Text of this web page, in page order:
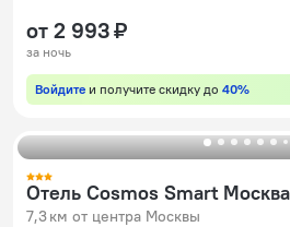
от 2 993 ₽
за ночь
Войдите и получите скидку до 40%
7,3 км от центра Москвы